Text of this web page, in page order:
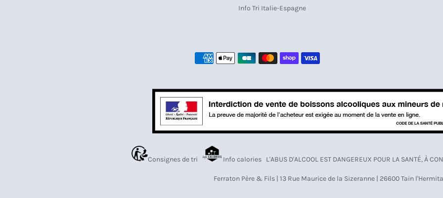
Info Tri Italie-Espagne
Consignes de tri Info calories L'ABUS D'ALCOOL EST DANGEREUX POUR LA SANTÉ, À
Ferraton Père & Fils | 13 Rue Maurice de la Sizeranne | 26600 Tain